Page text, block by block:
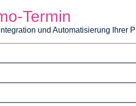
Termin
und Automatisierung